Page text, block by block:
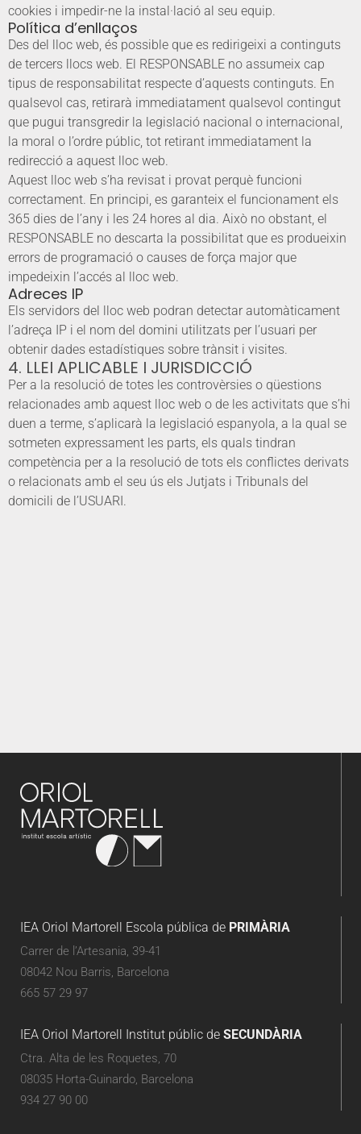
cookies i impedir-ne la instal·lació al seu equip.
Política d’enllaços
Des del lloc web, és possible que es redirigeixi a continguts
de tercers llocs web. El RESPONSABLE no assumeix cap
tipus de responsabilitat respecte d’aquests continguts. En
qualsevol cas, retirarà immediatament qualsevol contingut
que pugui transgredir la legislació nacional o internacional,
la moral o l’ordre públic, tot retirant immediatament la
redirecció a aquest lloc web.
Aquest lloc web s’ha revisat i provat perquè funcioni
correctament. En principi, es garanteix el funcionament els
365 dies de l’any i les 24 hores al dia. Això no obstant, el
RESPONSABLE no descarta la possibilitat que es produeixin
errors de programació o causes de força major que
impedeixin l’accés al lloc web.
Adreces IP
Els servidors del lloc web podran detectar automàticament
l’adreça IP i el nom del domini utilitzats per l’usuari per
obtenir dades estadístiques sobre trànsit i visites.
4. LLEI APLICABLE I JURISDICCIÓ
Per a la resolució de totes les controvèrsies o qüestions
relacionades amb aquest lloc web o de les activitats que s’hi
duen a terme, s’aplicarà la legislació espanyola, a la qual se
sotmeten expressament les parts, els quals tindran
competència per a la resolució de tots els conflictes derivats
o relacionats amb el seu ús els Jutjats i Tribunals del
domicili de l’USUARI.
IEA Oriol Martorell Escola pública de PRIMÀRIA
Carrer de l’Artesania, 39-41
08042 Nou Barris, Barcelona
665 57 29 97
IEA Oriol Martorell Institut públic de SECUNDÀRIA
Ctra. Alta de les Roquetes, 70
08035 Horta-Guinardo, Barcelona
934 27 90 00